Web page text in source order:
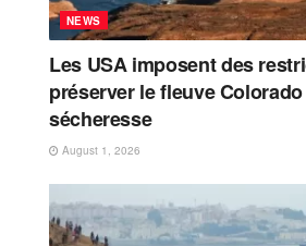
NEWS
Les USA imposent des
préserver le fleuve
sécheresse
August 1, 2026